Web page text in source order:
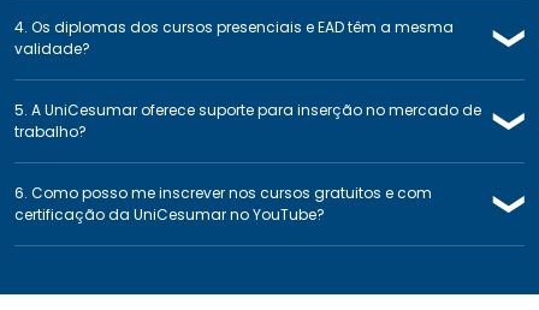
4. Os diplomas dos cursos presenciais e EAD têm a mesma
validade?
❯
5. A UniCesumar oferece suporte para inserção no mercado de
trabalho?
❯
6. Como posso me inscrever nos cursos gratuitos e com
certificação da UniCesumar no YouTube?
❯